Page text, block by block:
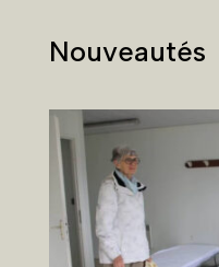
Nouveautés